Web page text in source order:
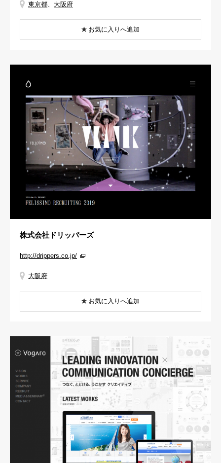
東京都、 大阪府
お気に入りへ追加
株式会社ドリッパーズ
http://drippers.co.jp/
大阪府
お気に入りへ追加